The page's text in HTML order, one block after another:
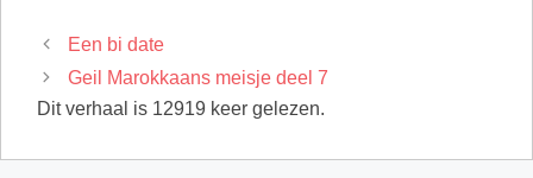
Een bi date
Geil Marokkaans meisje deel 7
Dit verhaal is 12919 keer gelezen.